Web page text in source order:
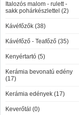
Italozós malom - rulett -
sakk pohárkészlettel (2)
Kávéfőzők (38)
Kávéfőző - Teafőző (35)
Kenyértartó (5)
Kerámia bevonatú edény
(17)
Kerámia edények (17)
Keverőtál (0)